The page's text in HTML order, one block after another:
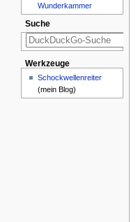
Wunderkammer
Suche
Werkzeuge
Schockwellenreiter
(mein Blog)